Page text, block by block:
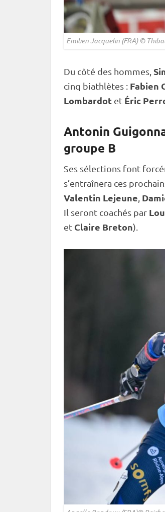
Emilien Jacquelin (FRA) ©
Du côté des hommes,
cinq biathlètes : Fabien
Lombardot et Éric
Antonin
groupe B
Ses sélections font
s’entraînera ces
Valentin Lejeune
Il seront coachés par
et Claire Breton).